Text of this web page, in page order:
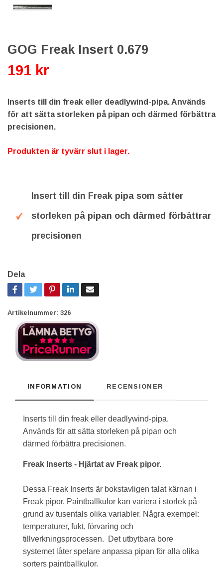
GOG Freak Insert 0.679
191 kr
Inserts till din freak eller deadlywind-pipa. Används
för att sätta storleken på pipan och därmed förbättra
precisionen.
Produkten är tyvärr slut i lager.
Insert till din Freak pipa som sätter
storleken på pipan och därmed förbättrar
precisionen
Dela
Artikelnummer: 326
INFORMATION RECENSIONER
Inserts till din freak eller deadlywind-pipa.
Används för att sätta storleken på pipan och
därmed förbättra precisionen.
Freak Inserts - Hjärtat av Freak pipor.
Dessa Freak Inserts är bokstavligen talat kärnan i
Freak pipor. Paintballkulor kan variera i storlek på
grund av tusentals olika variabler. Några exempel:
temperaturer, fukt, förvaring och
tillverkningsprocessen. Det utbytbara bore
systemet låter spelare anpassa pipan för alla olika
sorters paintballkulor.